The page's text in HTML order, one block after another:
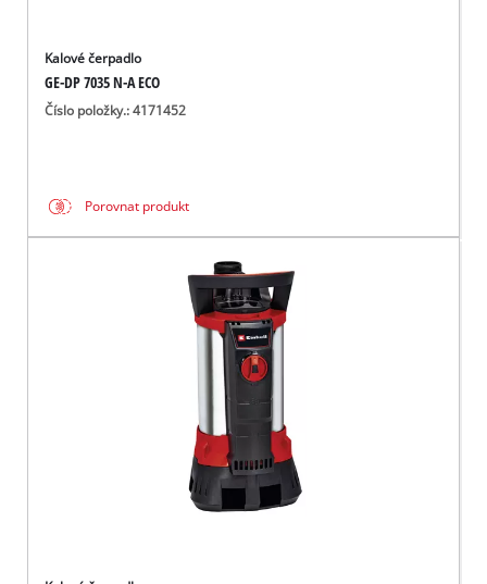
Kalové čerpadlo
GE-DP 7035 N-A ECO
Číslo položky.: 4171452
Porovnat produkt